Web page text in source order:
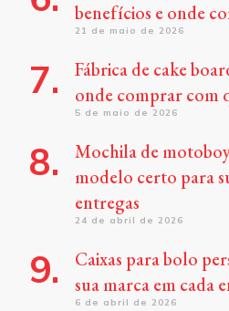
benefícios e onde
21 de maio de 2026
Fábrica de cake
onde comprar com
5 de maio de 2026
Mochila de
modelo certo para
entregas
24 de abril de 2026
Caixas para bolo
sua marca em cada
6 de abril de 2026